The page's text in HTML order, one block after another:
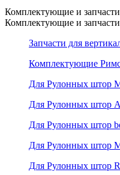
Комплектующие и
Комплектующие и
Запчасти для
Комплектующие
Для Рулонных штор
Для Рулонных штор
Для Рулонных штор
Для Рулонных штор
Для Рулонных штор